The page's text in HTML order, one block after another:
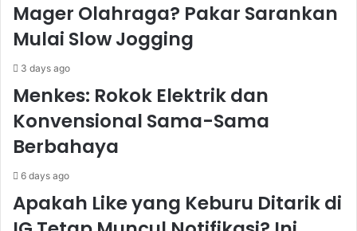
Mager Olahraga? Pakar Sarankan
Mulai Slow Jogging
3 days ago
Menkes: Rokok Elektrik dan
Konvensional Sama-Sama
Berbahaya
6 days ago
Apakah Like yang Keburu Ditarik di